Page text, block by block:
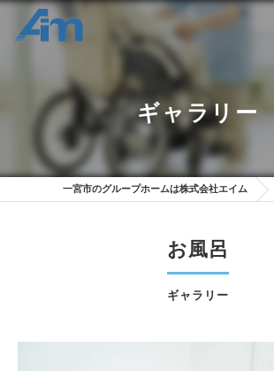
ギャラリー
一宮市のグループホームは株式会社エイム
ギャラリー
お風呂